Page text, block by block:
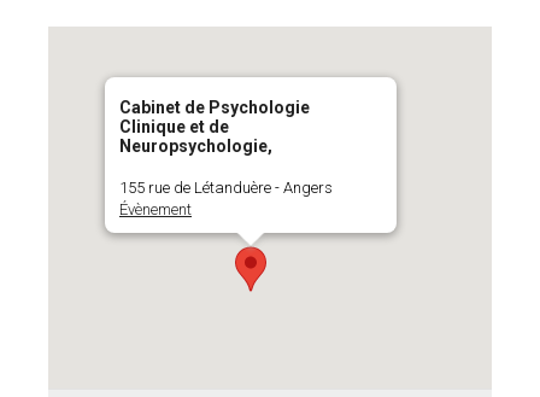
Cabinet de Psychologie
Clinique et de
Neuropsychologie,
155 rue de Létanduère - Angers
Évènement